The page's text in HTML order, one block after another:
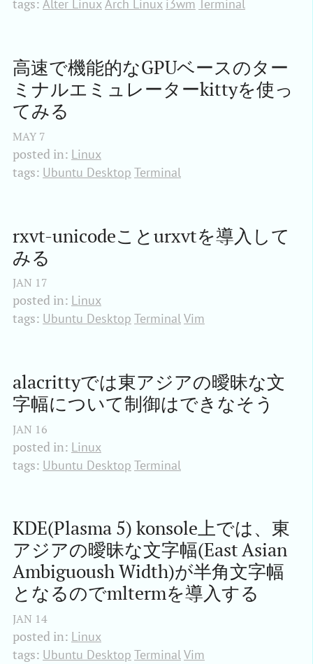
tags: Alter LinuxArch Linux i3wm Terminal
高速で機能的なGPUベースのター
ミナルエミュレーターkittyを使っ
てみる
MAY 7
posted in: Linux
tags: Ubuntu Desktop Terminal
rxvt-unicodeことurxvtを導入して
みる
JAN 17
posted in: Linux
tags: Ubuntu Desktop TerminalVim
alacrittyでは東アジアの曖昧な文
字幅について制御はできなそう
JAN 16
posted in: Linux
tags: Ubuntu Desktop Terminal
KDE(Plasma 5) konsole上では、東
アジアの曖昧な文字幅(East Asian
Ambiguoush Width)が半角文字幅
となるのでmltermを導入する
JAN 14
posted in: Linux
tags: Ubuntu Desktop TerminalVim